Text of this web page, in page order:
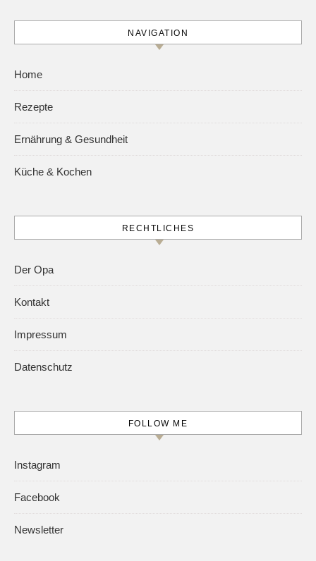
NAVIGATION
Home
Rezepte
Ernährung & Gesundheit
Küche & Kochen
RECHTLICHES
Der Opa
Kontakt
Impressum
Datenschutz
FOLLOW ME
Instagram
Facebook
Newsletter